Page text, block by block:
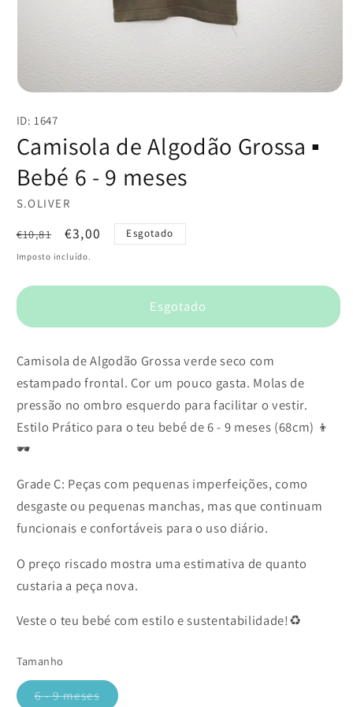
multimédia
em
modal
ID: 1647
Camisola de Algodão Grossa ▪️
Bebé 6 - 9 meses
S.OLIVER
Preço
normal
€10,81
Preço
de
€3,00 Esgotado
Imposto incluído.
Esgotado
Camisola de Algodão Grossa verde seco com
estampado frontal. Cor um pouco gasta. Molas de
pressão no ombro esquerdo para facilitar o vestir.
Estilo Prático para o teu bebé de 6 - 9 meses (68cm) 👦
🕶️
Grade C: Peças com pequenas imperfeições, como
desgaste ou pequenas manchas, mas que continuam
funcionais e confortáveis para o uso diário.
O preço riscado mostra uma estimativa de quanto
custaria a peça nova.
Veste o teu bebé com estilo e sustentabilidade!♻️
Tamanho
6 - 9 meses